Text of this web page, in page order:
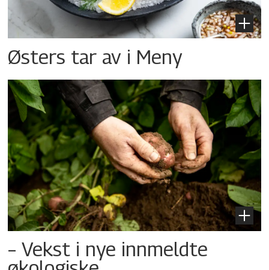
Østers tar av i Meny
– Vekst i nye innmeldte